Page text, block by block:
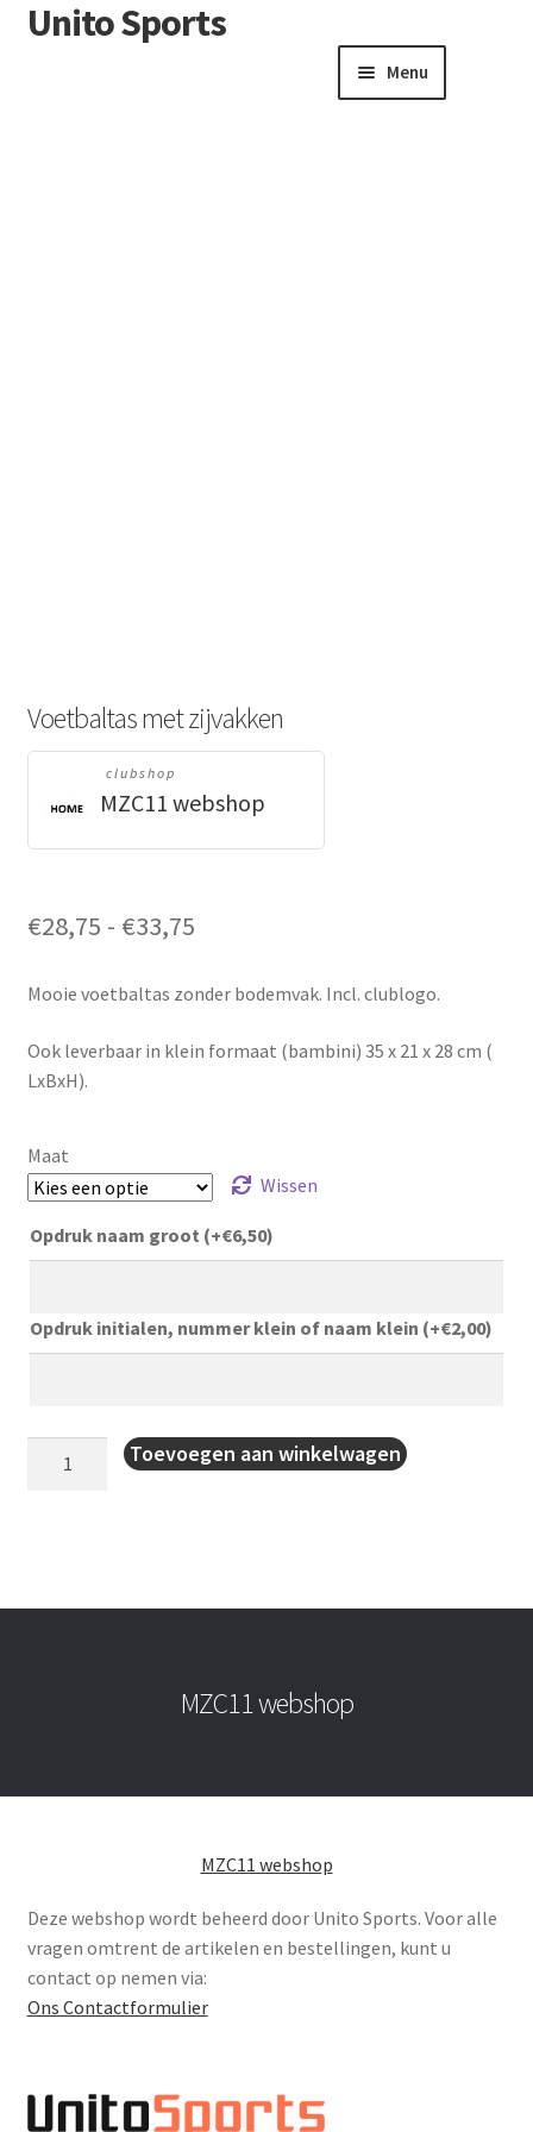
Unito Sports
Menu
Voetbaltas met zijvakken
clubshop
MZC11 webshop
€28,75 - €33,75Prijsklasse:
tot
Mooie voetbaltas zonder bodemvak. Incl. clublogo.
Ook leverbaar in klein formaat (bambini) 35 x 21 x 28 cm (
LxBxH).
Maat
Wissen
Opdruk naam groot (+€6,50)
Opdruk initialen, nummer klein of naam klein (+€2,00)
Toevoegen aan winkelwagen
MZC11 webshop
MZC11 webshop
Deze webshop wordt beheerd door Unito Sports. Voor alle
vragen omtrent de artikelen en bestellingen, kunt u
contact op nemen via:
Ons Contactformulier